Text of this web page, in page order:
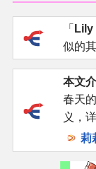
导
搜
「 Lily
似的
本文
春天
义，
莉
沙盒（建议使
讨论板